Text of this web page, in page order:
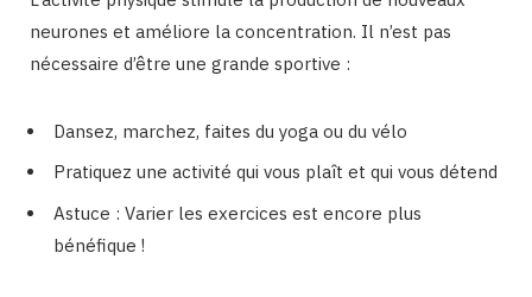
neurones et améliore la concentration. Il n’est pas
nécessaire d’être une grande sportive :
Dansez, marchez, faites du yoga ou du vélo
Pratiquez une activité qui vous plaît et qui vous détend
Astuce : Varier les exercices est encore plus
bénéfique !